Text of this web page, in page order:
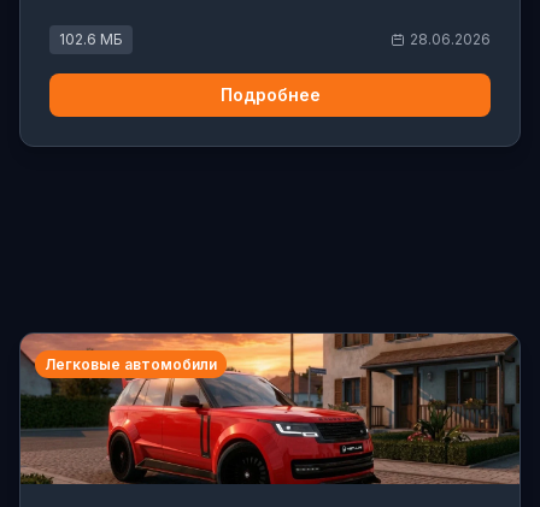
102.6 МБ 28.06.2026
Подробнее
Легковые автомобили